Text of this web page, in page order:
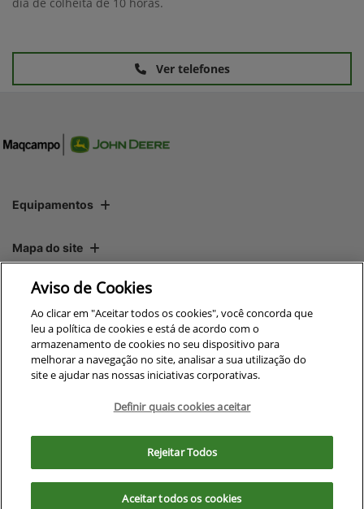
Ver telefones
Equipamentos
Mapa do site
Política de privacidade
CNPJ: 00.970.771/0010-00
No trânsito, enxergar o outro
salva vidas.
Desenvolvido pela DEALERSPACE ® Direitos Reservados.
. Ao seguir com a navegação e visita você
concorda com nossas políticas.
Aviso de Cookies
Ao clicar em "Aceitar todos os cookies", você concorda que
leu a política de cookies e está de acordo com o
armazenamento de cookies no seu dispositivo para
melhorar a navegação no site, analisar a sua utilização do
site e ajudar nas nossas iniciativas corporativas.
Definir quais cookies aceitar
Rejeitar Todos
Aceitar todos os cookies